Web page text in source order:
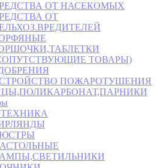
ОТ НАСЕКОМЫХ
ОТ
ТОВАРЫ)
ПОЖАРОТУШЕНИЯ